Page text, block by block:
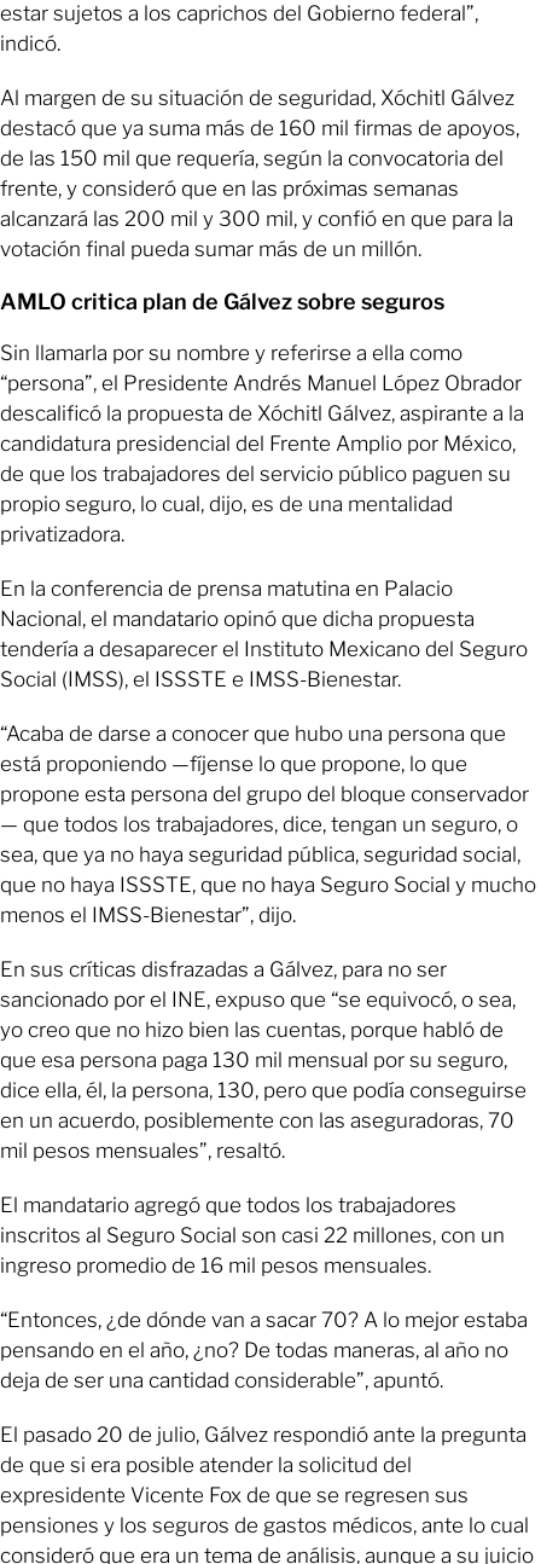
estar sujetos a los caprichos del Gobierno federal”,
indicó.
Al margen de su situación de seguridad, Xóchitl Gálvez
destacó que ya suma más de 160 mil firmas de apoyos,
de las 150 mil que requería, según la convocatoria del
frente, y consideró que en las próximas semanas
alcanzará las 200 mil y 300 mil, y confió en que para la
votación final pueda sumar más de un millón.
AMLO critica plan de Gálvez sobre seguros
Sin llamarla por su nombre y referirse a ella como
“persona”, el Presidente Andrés Manuel López Obrador
descalificó la propuesta de Xóchitl Gálvez, aspirante a la
candidatura presidencial del Frente Amplio por México,
de que los trabajadores del servicio público paguen su
propio seguro, lo cual, dijo, es de una mentalidad
privatizadora.
En la conferencia de prensa matutina en Palacio
Nacional, el mandatario opinó que dicha propuesta
tendería a desaparecer el Instituto Mexicano del Seguro
Social (IMSS), el ISSSTE e IMSS-Bienestar.
“Acaba de darse a conocer que hubo una persona que
está proponiendo —fíjense lo que propone, lo que
propone esta persona del grupo del bloque conservador
— que todos los trabajadores, dice, tengan un seguro, o
sea, que ya no haya seguridad pública, seguridad social,
que no haya ISSSTE, que no haya Seguro Social y mucho
menos el IMSS-Bienestar”, dijo.
En sus críticas disfrazadas a Gálvez, para no ser
sancionado por el INE, expuso que “se equivocó, o sea,
yo creo que no hizo bien las cuentas, porque habló de
que esa persona paga 130 mil mensual por su seguro,
dice ella, él, la persona, 130, pero que podía conseguirse
en un acuerdo, posiblemente con las aseguradoras, 70
mil pesos mensuales”, resaltó.
El mandatario agregó que todos los trabajadores
inscritos al Seguro Social son casi 22 millones, con un
ingreso promedio de 16 mil pesos mensuales.
“Entonces, ¿de dónde van a sacar 70? A lo mejor estaba
pensando en el año, ¿no? De todas maneras, al año no
deja de ser una cantidad considerable”, apuntó.
El pasado 20 de julio, Gálvez respondió ante la pregunta
de que si era posible atender la solicitud del
expresidente Vicente Fox de que se regresen sus
pensiones y los seguros de gastos médicos, ante lo cual
consideró que era un tema de análisis, aunque a su juicio